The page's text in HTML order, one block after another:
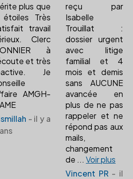
plus que
Très
travail
Clerc
à
et très
Je
AMGH-
- il y a
reçu par
Isabelle
Trouillat :
dossier urgent
avec litige
familial et 4
mois et demis
sans AUCUNE
avancée en
plus de ne pas
rappeler et ne
répond pas aux
mails,
changement
de ... Voir plus
Vincent PR - il